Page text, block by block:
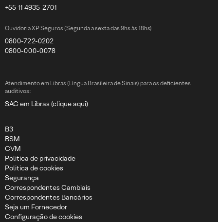
+55 11 4935-2701
Ouvidoria XP Seguros (Segunda a sexta das 9hs às 18hs)
0800-722-0202
0800-000-0078
Atendimento em Libras (Língua Brasileira de Sinais) para os deficientes
auditivos:
SAC em Libras (clique aqui)
B3
BSM
CVM
Politica de privacidade
Politica de cookies
Segurança
Correspondentes Cambiais
Correspondentes Bancários
Seja um Fornecedor
Configuração de cookies